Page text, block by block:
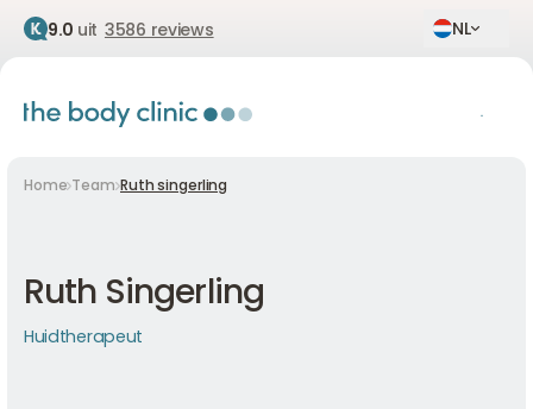
9.0 uit 3586 reviews NL
Home Team Ruth singerling
Ruth Singerling
Huidtherapeut